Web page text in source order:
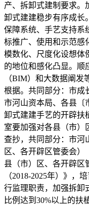
产、拆卸式建制要求。
卸式建建稳步有序成长
保障系统、手艺支持系
标推广、使用和示范感
模数化、尺度化设想体
的地位和感化凸显。顺
（BIM）和大数据阐
根据。共同部分：市成
市河山资本局、各县〔
卸式建建手艺的开辟扶
室要加强对各县（市）
查抄，共同部分：市河
区、各开辟区管委会
县（市）区、各开辟区
（2018-2025年）》，
行监理职责，加强拆卸
比例达到30%以上的扶